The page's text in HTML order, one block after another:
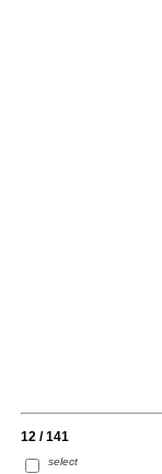
12 / 141
select